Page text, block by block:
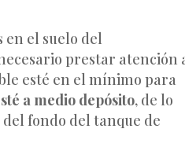
el suelo del
prestar atención
esté en el mínimo para
a medio depósito, de lo
fondo del tanque de